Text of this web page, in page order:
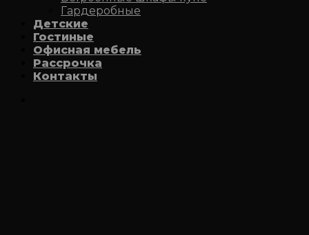
Гардеробные
Детские
Гостиные
Офисная мебель
Рассрочка
Контакты